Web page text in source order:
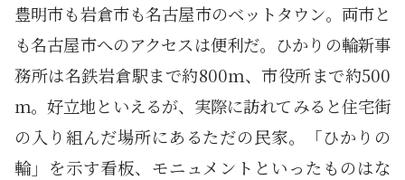
豊明市も岩倉市も名古屋市のベットタウン。両市と
も名古屋市へのアクセスは便利だ。ひかりの輪新事
務所は名鉄岩倉駅まで約800ｍ、市役所まで約500
ｍ。好立地といえるが、実際に訪れてみると住宅街
の入り組んだ場所にあるただの民家。「ひかりの
輪」を示す看板、モニュメントといったものはな